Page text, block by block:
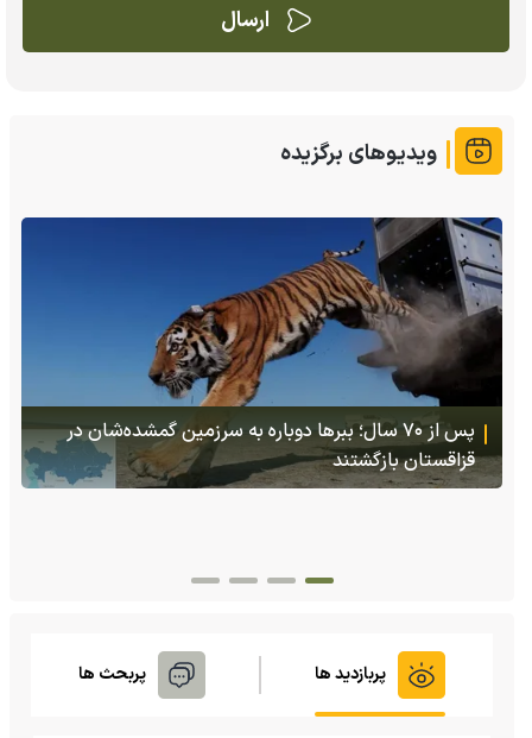
ویدیوهای برگزیده
(ویدئو +16) تصاویری هولناک از یک سگ با فَک کاملا
پربازدید ها پربحث ها